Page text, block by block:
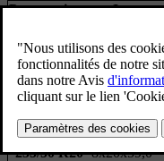
Pneumatique
Jante
255/45 R21 8,5x21x52,5
255/40 R22 8,5x22x52,5
Arrière
Pneumatique
Jante
255/50 R20 8x20x59,0